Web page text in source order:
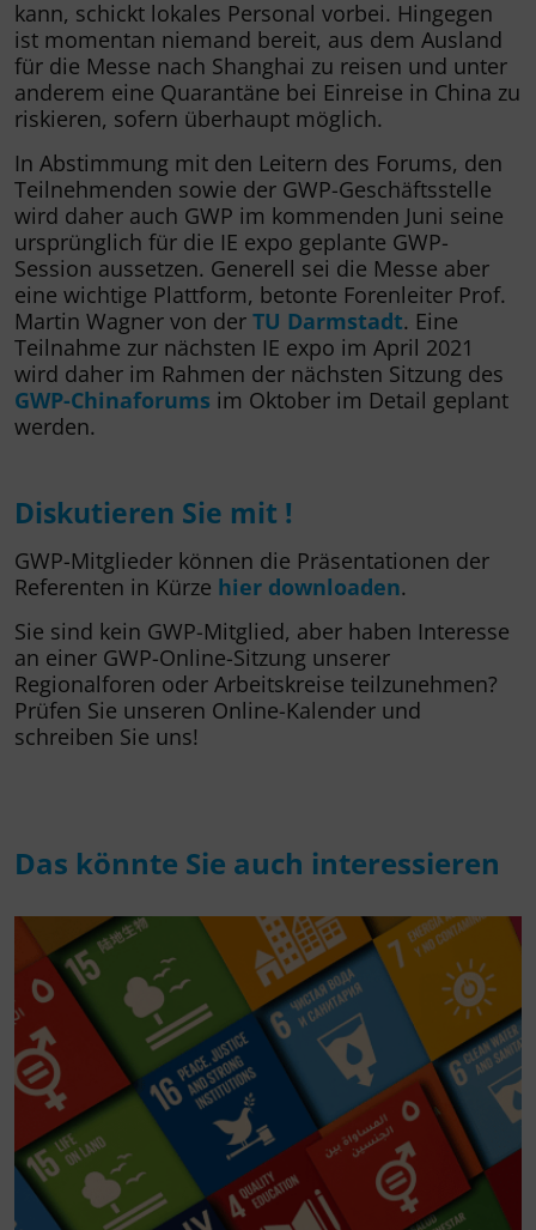
kann, schickt lokales Personal vorbei. Hingegen
ist momentan niemand bereit, aus dem Ausland
für die Messe nach Shanghai zu reisen und unter
anderem eine Quarantäne bei Einreise in China zu
riskieren, sofern überhaupt möglich.
In Abstimmung mit den Leitern des Forums, den
Teilnehmenden sowie der GWP-Geschäftsstelle
wird daher auch GWP im kommenden Juni seine
ursprünglich für die IE expo geplante GWP-
Session aussetzen. Generell sei die Messe aber
eine wichtige Plattform, betonte Forenleiter Prof.
Martin Wagner von der TU Darmstadt. Eine
Teilnahme zur nächsten IE expo im April 2021
wird daher im Rahmen der nächsten Sitzung des
GWP-Chinaforums im Oktober im Detail geplant
werden.
Diskutieren Sie mit !
GWP-Mitglieder können die Präsentationen der
Referenten in Kürze hier downloaden.
Sie sind kein GWP-Mitglied, aber haben Interesse
an einer GWP-Online-Sitzung unserer
Regionalforen oder Arbeitskreise teilzunehmen?
Prüfen Sie unseren Online-Kalender und
schreiben Sie uns!
Das könnte Sie auch interessieren